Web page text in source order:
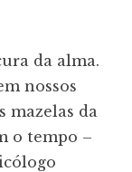
da alma.
nossos
mazelas da
o tempo –